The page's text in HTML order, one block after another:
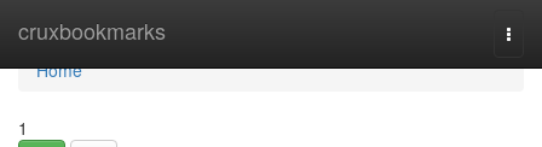
cruxbookmarks
Home
Home
1